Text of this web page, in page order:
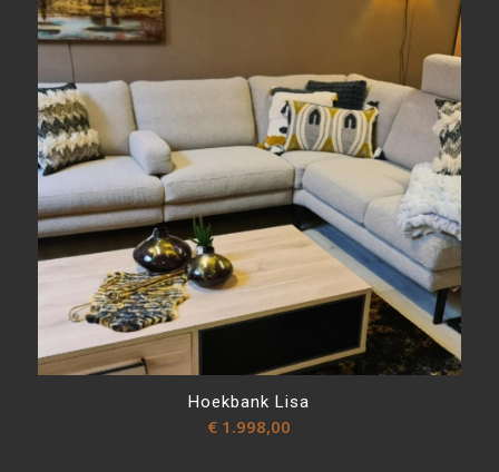
Hoekbank Lisa
€ 1.998,00